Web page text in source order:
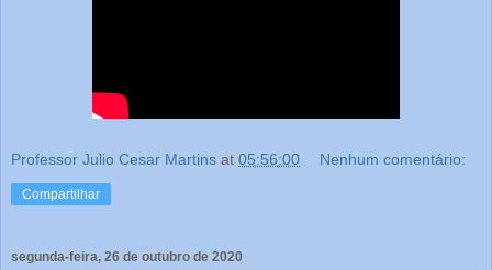
Professor Julio Cesar Martins at 05:56:00 Nenhum comentário:
Compartilhar
segunda-feira, 26 de outubro de 2020